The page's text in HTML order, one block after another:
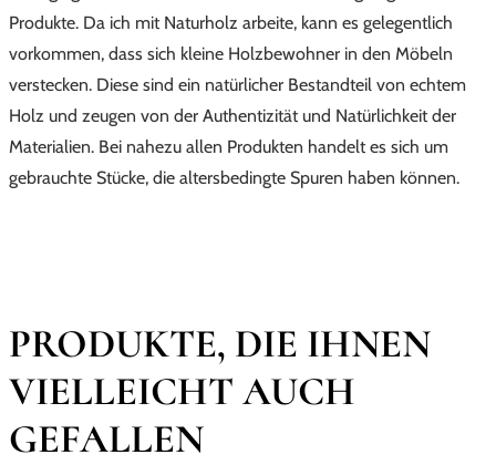
Produkte. Da ich mit Naturholz arbeite, kann es gelegentlich
vorkommen, dass sich kleine Holzbewohner in den Möbeln
verstecken. Diese sind ein natürlicher Bestandteil von echtem
Holz und zeugen von der Authentizität und Natürlichkeit der
Materialien. Bei nahezu allen Produkten handelt es sich um
gebrauchte Stücke, die altersbedingte Spuren haben können.
PRODUKTE, DIE IHNEN
VIELLEICHT AUCH
GEFALLEN